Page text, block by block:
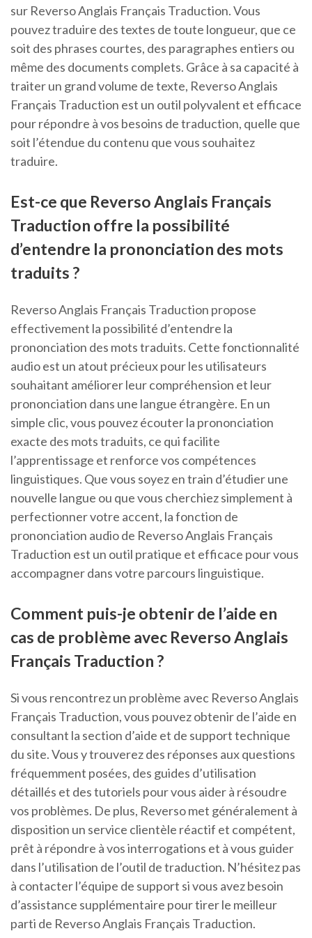
sur Reverso Anglais Français Traduction. Vous
pouvez traduire des textes de toute longueur, que ce
soit des phrases courtes, des paragraphes entiers ou
même des documents complets. Grâce à sa capacité à
traiter un grand volume de texte, Reverso Anglais
Français Traduction est un outil polyvalent et efficace
pour répondre à vos besoins de traduction, quelle que
soit l’étendue du contenu que vous souhaitez
traduire.
Est-ce que Reverso Anglais Français
Traduction offre la possibilité
d’entendre la prononciation des mots
traduits ?
Reverso Anglais Français Traduction propose
effectivement la possibilité d’entendre la
prononciation des mots traduits. Cette fonctionnalité
audio est un atout précieux pour les utilisateurs
souhaitant améliorer leur compréhension et leur
prononciation dans une langue étrangère. En un
simple clic, vous pouvez écouter la prononciation
exacte des mots traduits, ce qui facilite
l’apprentissage et renforce vos compétences
linguistiques. Que vous soyez en train d’étudier une
nouvelle langue ou que vous cherchiez simplement à
perfectionner votre accent, la fonction de
prononciation audio de Reverso Anglais Français
Traduction est un outil pratique et efficace pour vous
accompagner dans votre parcours linguistique.
Comment puis-je obtenir de l’aide en
cas de problème avec Reverso Anglais
Français Traduction ?
Si vous rencontrez un problème avec Reverso Anglais
Français Traduction, vous pouvez obtenir de l’aide en
consultant la section d’aide et de support technique
du site. Vous y trouverez des réponses aux questions
fréquemment posées, des guides d’utilisation
détaillés et des tutoriels pour vous aider à résoudre
vos problèmes. De plus, Reverso met généralement à
disposition un service clientèle réactif et compétent,
prêt à répondre à vos interrogations et à vous guider
dans l’utilisation de l’outil de traduction. N’hésitez pas
à contacter l’équipe de support si vous avez besoin
d’assistance supplémentaire pour tirer le meilleur
parti de Reverso Anglais Français Traduction.